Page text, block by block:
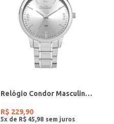
Relógio Condor Masculino PRATA
R$ 229,90
5x de R$ 45 98